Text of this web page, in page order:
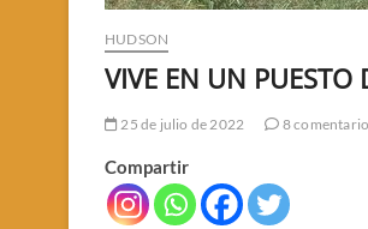
HUDSON
VIVE EN UN PUESTO
25 de julio de 2022 8
Compartir